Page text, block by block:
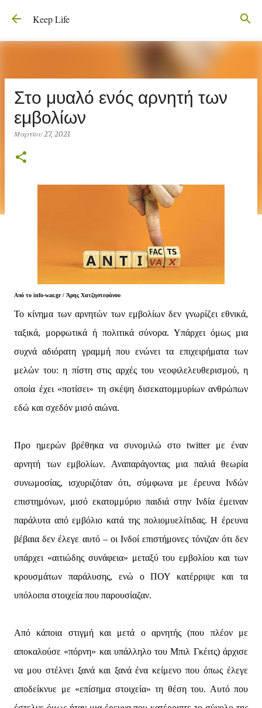
Μετάβαση στο κύριο περιεχόμενο
Keep Life
Στο μυαλό ενός αρνητή των
εμβολίων
Μαρτίου 27, 2021
Από το info-war.gr / Άρης Χατζηστεφάνου
Το κίνημα των αρνητών των εμβολίων δεν γνωρίζει εθνικά,
ταξικά, μορφωτικά ή πολιτικά σύνορα. Υπάρχει όμως μια
συχνά αδιόρατη γραμμή που ενώνει τα επιχειρήματα των
μελών του: η πίστη στις αρχές του νεοφιλελευθερισμού, η
οποία έχει «ποτίσει» τη σκέψη δισεκατομμυρίων ανθρώπων
εδώ και σχεδόν μισό αιώνα.
Προ ημερών βρέθηκα να συνομιλώ στο twitter με έναν
αρνητή των εμβολίων. Αναπαράγοντας μια παλιά θεωρία
συνωμοσίας, ισχυριζόταν ότι, σύμφωνα με έρευνα Ινδών
επιστημόνων, μισό εκατομμύριο παιδιά στην Ινδία έμειναν
παράλυτα από εμβόλιο κατά της πολιομυελίτιδας. Η έρευνα
βέβαια δεν έλεγε αυτό – οι Ινδοί επιστήμονες τόνιζαν ότι δεν
υπάρχει «αιτιώδης συνάφεια» μεταξύ του εμβολίου και των
κρουσμάτων παράλυσης, ενώ ο ΠΟΥ κατέρριψε και τα
υπόλοιπα στοιχεία που παρουσίαζαν.
Από κάποια στιγμή και μετά ο αρνητής (που πλέον με
αποκαλούσε «πόρνη» και υπάλληλο του Μπιλ Γκέιτς) άρχισε
να μου στέλνει ξανά και ξανά ένα κείμενο που όπως έλεγε
αποδείκνυε με «επίσημα στοιχεία» τη θέση του. Αυτό που